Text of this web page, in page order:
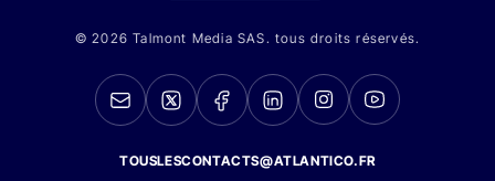
© 2026 Talmont Media SAS. tous droits réservés.
TOUSLESCONTACTS@ATLANTICO.FR